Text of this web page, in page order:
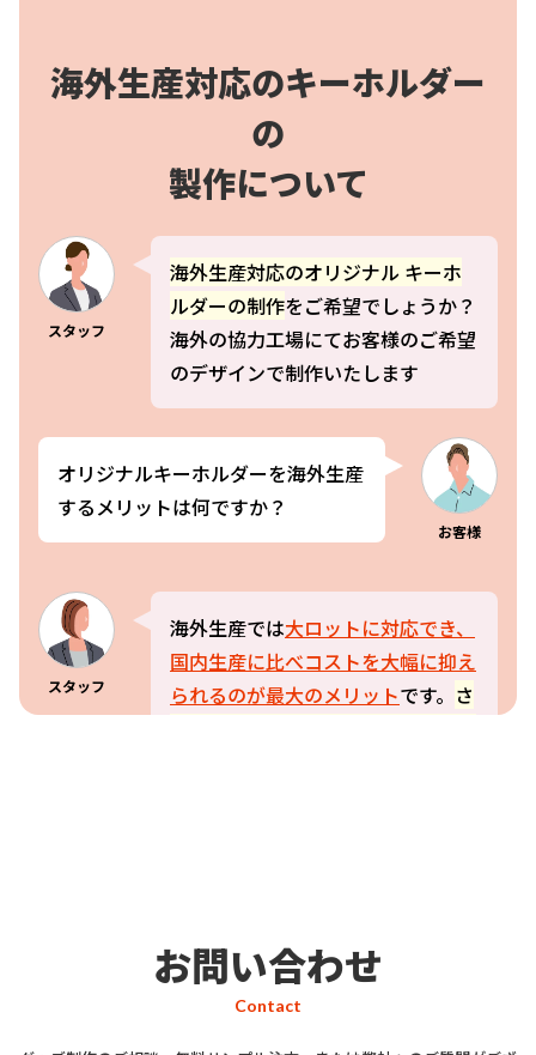
ており、アクリル以外にもレザーやPVC素材でのオリジナル制作に
対応できるところも増えています。
オリジナルキーホルダー制作をもっと楽しむヒント
オリジナルキーホルダー制作は、依頼する側の楽しみ方次第でよ
り充実します。例えば、グッズのデザインだけでなくパッケージ
にもオリジナル性を出してみませんか？オリジナル台紙や個包装
を用意すれば、より完成度の高いキーホルダー制作が可能です。
また、複数のオリジナルデザインを一度に制作して、シリーズ展
開するのもおすすめです。色違いバージョンや、素材の特性を活
「こんなこと無理かな？」と思わずに、ど
んどん提案してみてください。国内製造であれば、より細部まで
こだわりのあるデザインでの制作が可能ですし、
ケイオーの連携
協力工場の海外の制作現場も柔軟に対応できます
ので、初めての
しみは無限大
です！
海外生産対応のキーホルダー
の
製作について
スタッフ
海外生産対応のオリジナル キーホ
ルダーの制作をご希望でしょうか？
海外の協力工場にてお客様のご希望
のデザインで制作いたします
お客様
オリジナルキーホルダーを海外生産
するメリットは何ですか？
スタッフ
海外生産では大ロットに対応でき、
国内生産に比べコストを大幅に抑え
られるのが最大のメリットです。 さ
制作する上で注意しておくべき点は
お問い合わせ
Contact